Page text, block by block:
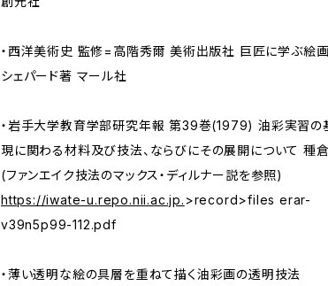
・西洋美術史 監修=高階秀爾 美術出版社 巨匠に学ぶ絵
シェパード著 マール社
・岩手大学教育学部研究年報 第39巻(1979) 油彩実習の
現に関わる材料及び技法、ならびにその展開について 種
(ファンエイク技法のマックス・ディルナー説を参照)
https://iwate-u.repo.nii.ac.jp. >record>files erar-
v39n5p99-112.pdf
・薄い透明な絵の具層を重ねて描く油彩画の透明技法